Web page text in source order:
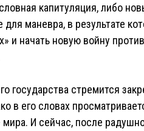
капитуляция, либо
маневра, в результате
и начать новую войну
государства стремится
в его словах
И сейчас, после